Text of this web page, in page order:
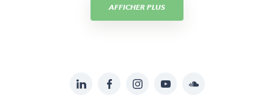
AFFICHER PLUS
LinkedInFacebookInstagramYouTubeSoundcloud